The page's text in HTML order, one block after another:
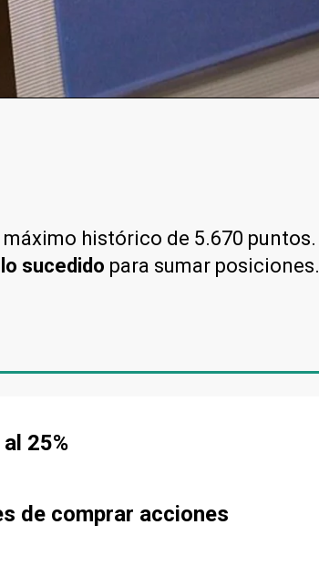
histórico de 5.670 puntos.
sucedido para sumar posiciones.
25%
de comprar acciones